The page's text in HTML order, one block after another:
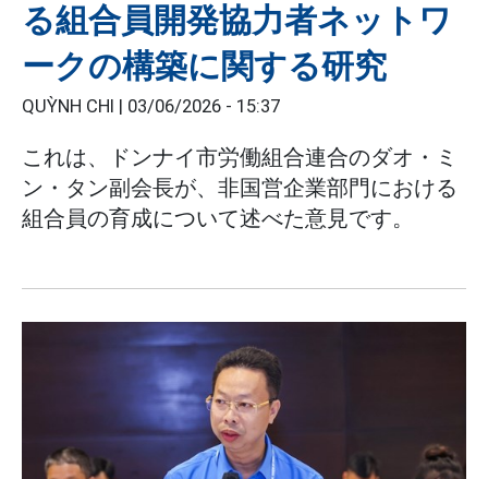
る組合員開発協力者ネットワ
ークの構築に関する研究
QUỲNH CHI | 03/06/2026 - 15:37
これは、ドンナイ市労働組合連合のダオ・ミ
ン・タン副会長が、非国営企業部門における
組合員の育成について述べた意見です。